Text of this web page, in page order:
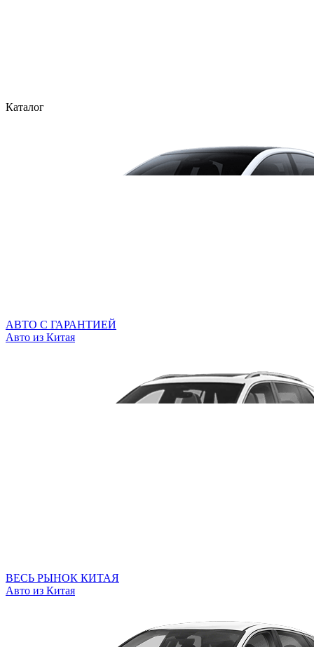
Каталог
АВТО С ГАРАНТИЕЙ
Авто из Китая
ВЕСЬ РЫНОК КИТАЯ
Авто из Китая